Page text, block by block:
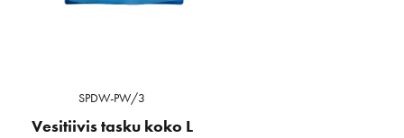
SPDW-PW/3
Vesitiivis tasku koko L